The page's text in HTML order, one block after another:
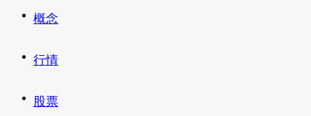
概念
行情
股票